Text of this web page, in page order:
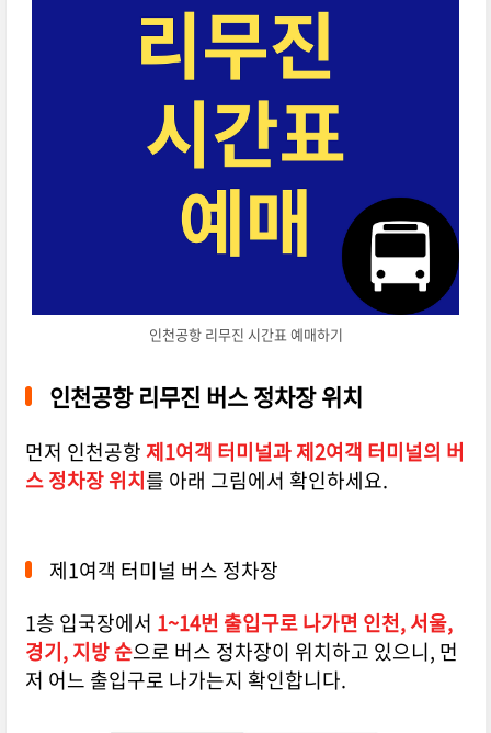
인천공항 리무진 시간표 예매하기
인천공항 리무진 버스 정차장 위치
먼저 인천공항제1여객 터미널과 제2여객 터미널의 버
스 정차장 위치를 아래 그림에서 확인하세요.
제1여객 터미널 버스 정차장
1층 입국장에서 1~14번 출입구로 나가면 인천, 서울,
경기, 지방 순으로 버스 정차장이 위치하고 있으니, 먼
저 어느 출입구로 나가는지 확인합니다.